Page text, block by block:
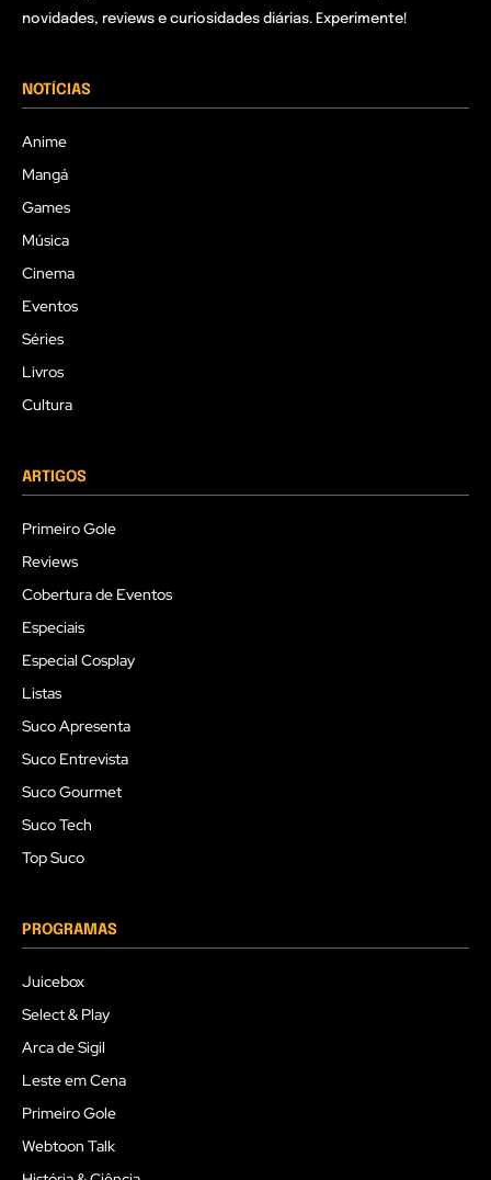
novidades, reviews e curiosidades diárias. Experimente!
NOTÍCIAS
Anime
Mangá
Games
Música
Cinema
Eventos
Séries
Livros
Cultura
ARTIGOS
Primeiro Gole
Reviews
Cobertura de Eventos
Especiais
Especial Cosplay
Listas
Suco Apresenta
Suco Entrevista
Suco Gourmet
Suco Tech
Top Suco
PROGRAMAS
Juicebox
Select & Play
Arca de Sigil
Leste em Cena
Primeiro Gole
Webtoon Talk